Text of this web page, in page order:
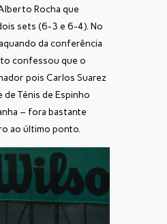
Rocha que
sets (6-3 e 6-4). No
da conferência
confessou que o
pois Carlos Suarez
Ténis de Espinho
– fora bastante
ao último ponto.